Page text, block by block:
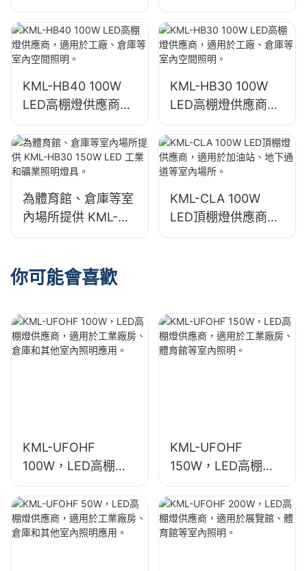
750W LED泛光燈供
應商
1000W LED泛光燈
供應商
KML-HB40 100W
LED高棚燈供應商，
適用於工廠、倉庫等
室內空間照明。
KML-HB30 100W
LED高棚燈供應商，
適用於工廠、倉庫等
室內空間照明。
為體育館、倉庫等室
內場所提供 KML-
HB30 150W LED 工
KML-CLA 100W
LED頂棚燈供應商，
適用於加油站、地下
你可能會喜歡
KML-UFOHF
100W，LED高棚燈
供應商，適用於工業
廠房、倉庫和其他室
內照明應用。
KML-UFOHF
150W，LED高棚燈
供應商，適用於工業
廠房、體育館等室內
照明。